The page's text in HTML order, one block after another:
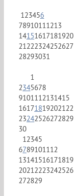
123456
78910111213
14151617181920
21222324252627
28293031
1
2345678
9101112131415
16171819202122
23242526272829
30
12345
6789101112
13141516171819
20212223242526
272829